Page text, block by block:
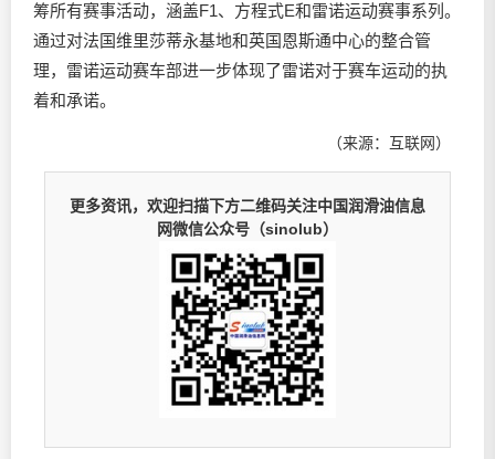
筹所有赛事活动，涵盖F1、方程式E和雷诺运动赛事系列。
通过对法国维里莎蒂永基地和英国恩斯通中心的整合管
理，雷诺运动赛车部进一步体现了雷诺对于赛车运动的执
着和承诺。
（来源：互联网）
更多资讯，欢迎扫描下方二维码关注中国润滑油信息
网微信公众号（sinolub）